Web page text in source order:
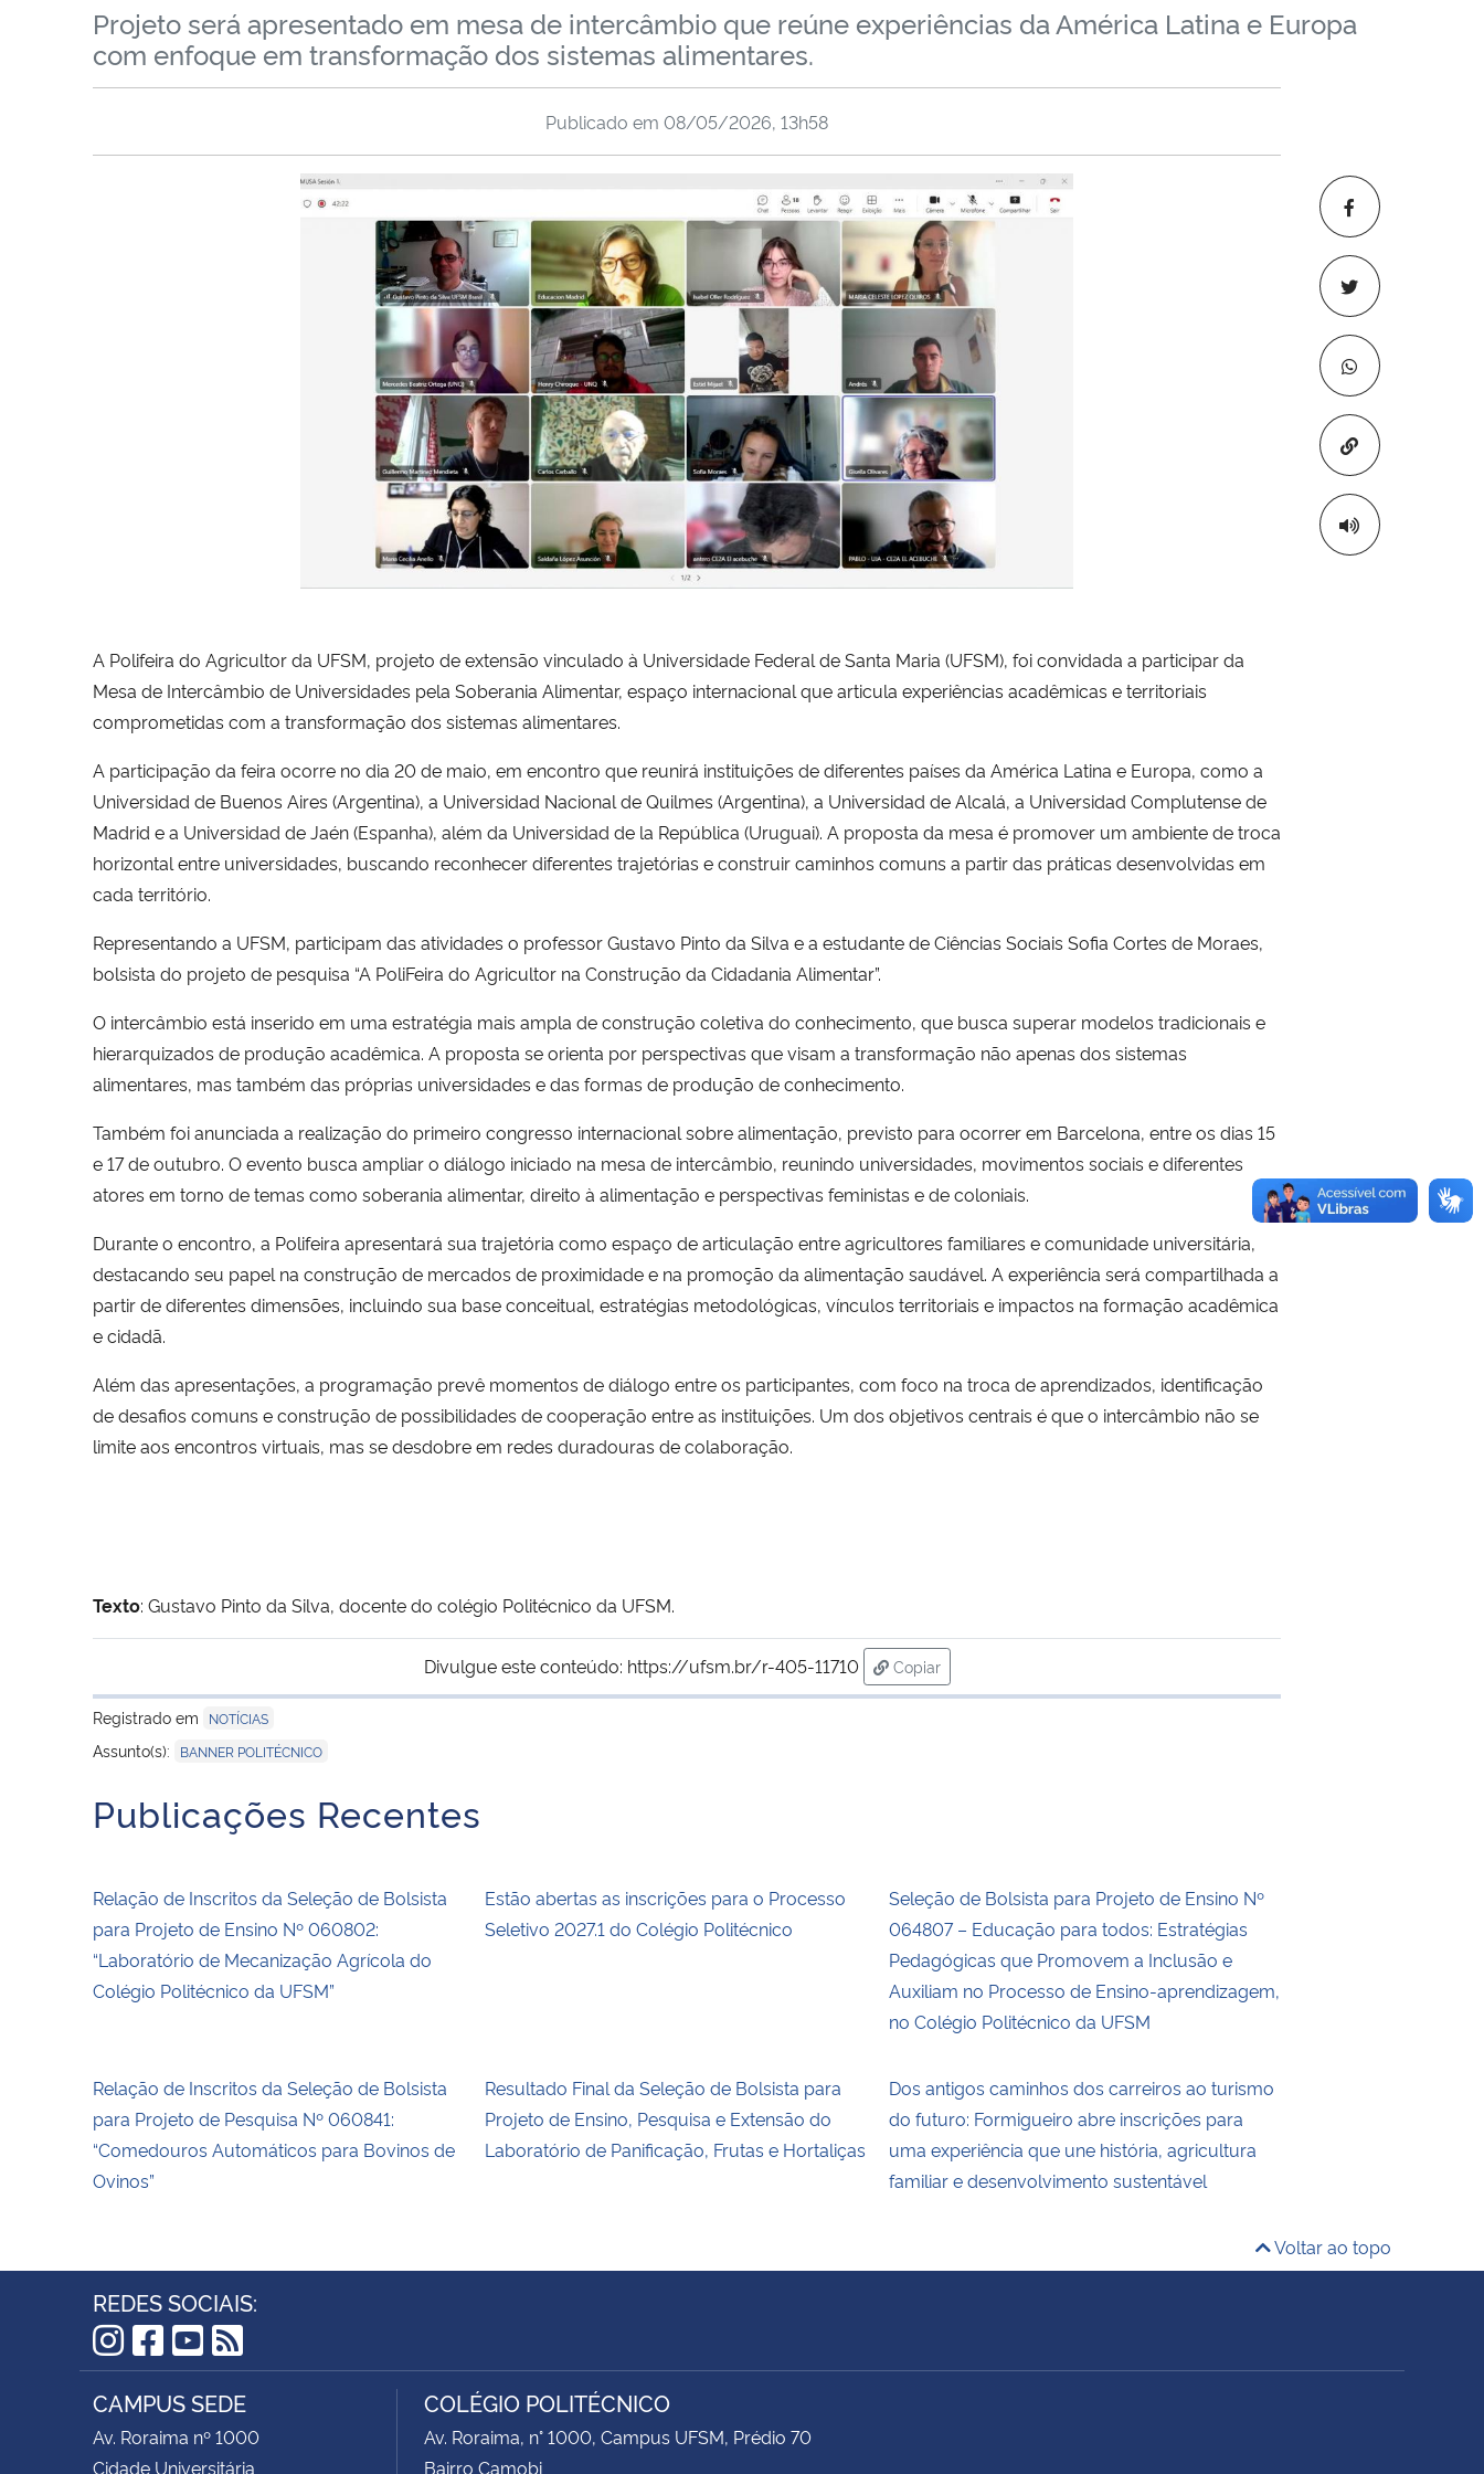
Projeto será apresentado em mesa de intercâmbio que reúne experiências da América Latina e Europa
com enfoque em transformação dos sistemas alimentares.
Copiar para
Publicado em 08/05/2026, 13h58
A Polifeira do Agricultor da UFSM, projeto de extensão vinculado à Universidade Federal de Santa Maria (UFSM), foi convidada a participar da
Mesa de Intercâmbio de Universidades pela Soberania Alimentar, espaço internacional que articula experiências acadêmicas e territoriais
comprometidas com a transformação dos sistemas alimentares.
A participação da feira ocorre no dia 20 de maio, em encontro que reunirá instituições de diferentes países da América Latina e Europa, como a
Universidad de Buenos Aires (Argentina), a Universidad Nacional de Quilmes (Argentina), a Universidad de Alcalá, a Universidad Complutense de
Madrid e a Universidad de Jaén (Espanha), além da Universidad de la República (Uruguai). A proposta da mesa é promover um ambiente de troca
horizontal entre universidades, buscando reconhecer diferentes trajetórias e construir caminhos comuns a partir das práticas desenvolvidas em
cada território.
Representando a UFSM, participam das atividades o professor Gustavo Pinto da Silva e a estudante de Ciências Sociais Sofia Cortes de Moraes,
bolsista do projeto de pesquisa “A PoliFeira do Agricultor na Construção da Cidadania Alimentar”.
O intercâmbio está inserido em uma estratégia mais ampla de construção coletiva do conhecimento, que busca superar modelos tradicionais e
hierarquizados de produção acadêmica. A proposta se orienta por perspectivas que visam a transformação não apenas dos sistemas
alimentares, mas também das próprias universidades e das formas de produção de conhecimento.
Também foi anunciada a realização do primeiro congresso internacional sobre alimentação, previsto para ocorrer em Barcelona, entre os dias 15
e 17 de outubro. O evento busca ampliar o diálogo iniciado na mesa de intercâmbio, reunindo universidades, movimentos sociais e diferentes
atores em torno de temas como soberania alimentar, direito à alimentação e perspectivas feministas e de coloniais.
Durante o encontro, a Polifeira apresentará sua trajetória como espaço de articulação entre agricultores familiares e comunidade universitária,
destacando seu papel na construção de mercados de proximidade e na promoção da alimentação saudável. A experiência será compartilhada a
partir de diferentes dimensões, incluindo sua base conceitual, estratégias metodológicas, vínculos territoriais e impactos na formação acadêmica
e cidadã.
Além das apresentações, a programação prevê momentos de diálogo entre os participantes, com foco na troca de aprendizados, identificação
de desafios comuns e construção de possibilidades de cooperação entre as instituições. Um dos objetivos centrais é que o intercâmbio não se
limite aos encontros virtuais, mas se desdobre em redes duradouras de colaboração.
Texto: Gustavo Pinto da Silva, docente do colégio Politécnico da UFSM.
Divulgue este conteúdo: https://ufsm.br/r-405-11710
Copiar
para área de transferência
Registrado em
NOTÍCIAS
Assunto(s): BANNER POLITÉCNICO
Publicações Recentes
Relação de Inscritos da Seleção de Bolsista
para Projeto de Ensino Nº 060802:
“Laboratório de Mecanização Agrícola do
Colégio Politécnico da UFSM”
Estão abertas as inscrições para o Processo
Seletivo 2027.1 do Colégio Politécnico
Seleção de Bolsista para Projeto de Ensino Nº
064807 – Educação para todos: Estratégias
Pedagógicas que Promovem a Inclusão e
Auxiliam no Processo de Ensino-aprendizagem,
no Colégio Politécnico da UFSM
Relação de Inscritos da Seleção de Bolsista
para Projeto de Pesquisa Nº 060841:
“Comedouros Automáticos para Bovinos de
Ovinos”
Resultado Final da Seleção de Bolsista para
Projeto de Ensino, Pesquisa e Extensão do
Laboratório de Panificação, Frutas e Hortaliças
Dos antigos caminhos dos carreiros ao turismo
do futuro: Formigueiro abre inscrições para
uma experiência que une história, agricultura
familiar e desenvolvimento sustentável
Voltar ao topo
REDES SOCIAIS:
Instagram
Facebook
YouTube
RSS
CAMPUS SEDE
Av. Roraima nº 1000
Cidade Universitária
COLÉGIO POLITÉCNICO
Av. Roraima, n° 1000, Campus UFSM, Prédio 70
Bairro Camobi